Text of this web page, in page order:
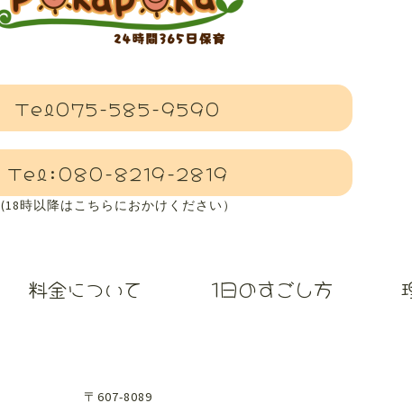
Tel075-585-9590
Tel:080-8219-2819
(18時以降はこちらにおかけください）
料金について 1日のすごし方
〒607-8089